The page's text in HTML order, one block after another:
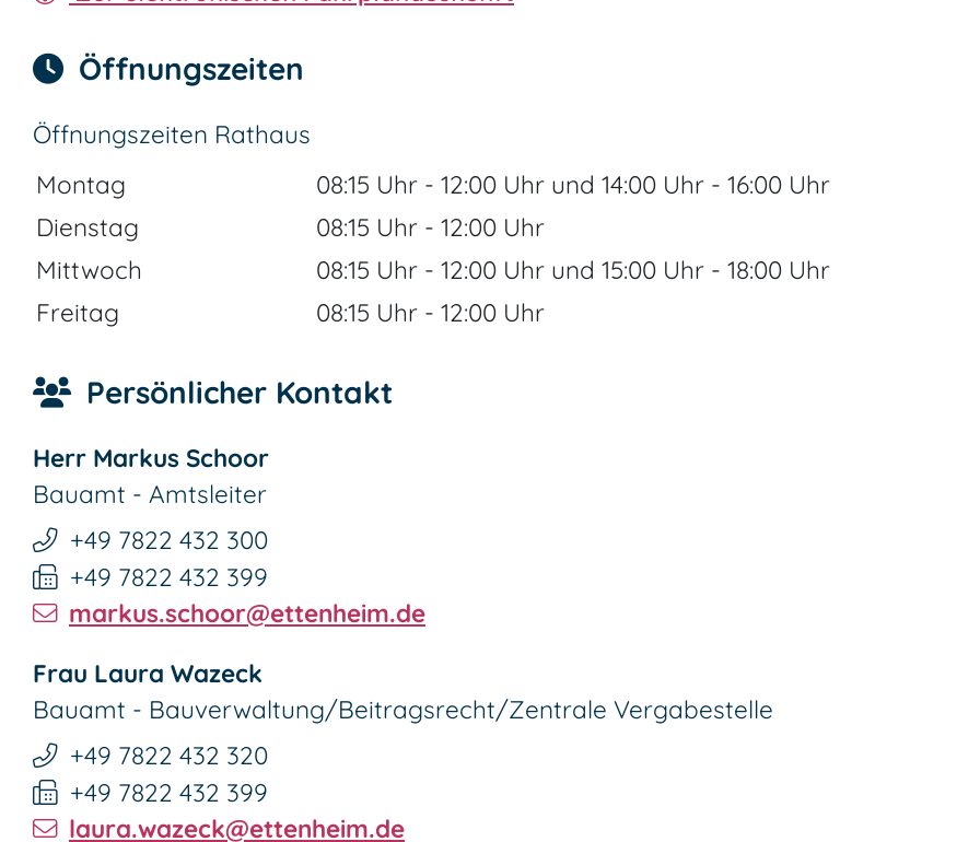
Öffnungszeiten
Öffnungszeiten Rathaus
Montag
08:15 Uhr - 12:00 Uhr und 14:00 Uhr - 16:00 Uhr
Dienstag
08:15 Uhr - 12:00 Uhr
Mittwoch
08:15 Uhr - 12:00 Uhr und 15:00 Uhr - 18:00 Uhr
Freitag
08:15 Uhr - 12:00 Uhr
Persönlicher Kontakt
Herr Markus Schoor
Bauamt - Amtsleiter
+49 7822 432 300
+49 7822 432 399
markus.schoor@ettenheim.de
Frau Laura Wazeck
Bauamt - Bauverwaltung/Beitragsrecht/Zentrale Vergabestelle
+49 7822 432 320
+49 7822 432 399
laura.wazeck@ettenheim.de